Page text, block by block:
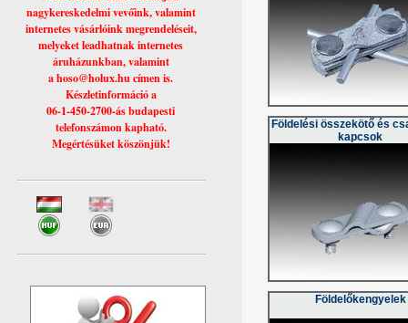
Földelési összekötő és
kapcsok
Földelőkengyelek
nagykereskedelmi vevőink, valamint
internetes vásárlóink megrendeléseit,
melyeket leadhatnak internetes
áruházunkban, valamint
a hoso@holux.hu címen is.
Készletinformáció a
06-1-450-2700-ás budapesti
telefonszámon kapható.
Megértésüket köszönjük!